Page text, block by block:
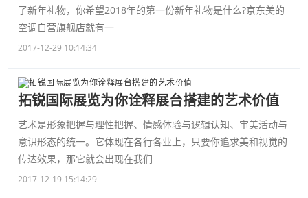
了新年礼物，你希望2018年的第一份新年礼物是什么?京东美的
空调自营旗舰店就有一
2017-12-29 10:14:34
拓锐国际展览为你诠释展台搭建的艺术价值
艺术是形象把握与理性把握、情感体验与逻辑认知、审美活动与
意识形态的统一。它体现在各行各业上，只要你追求美和视觉的
传达效果，那它就会出现在我们
2017-12-19 15:14:29